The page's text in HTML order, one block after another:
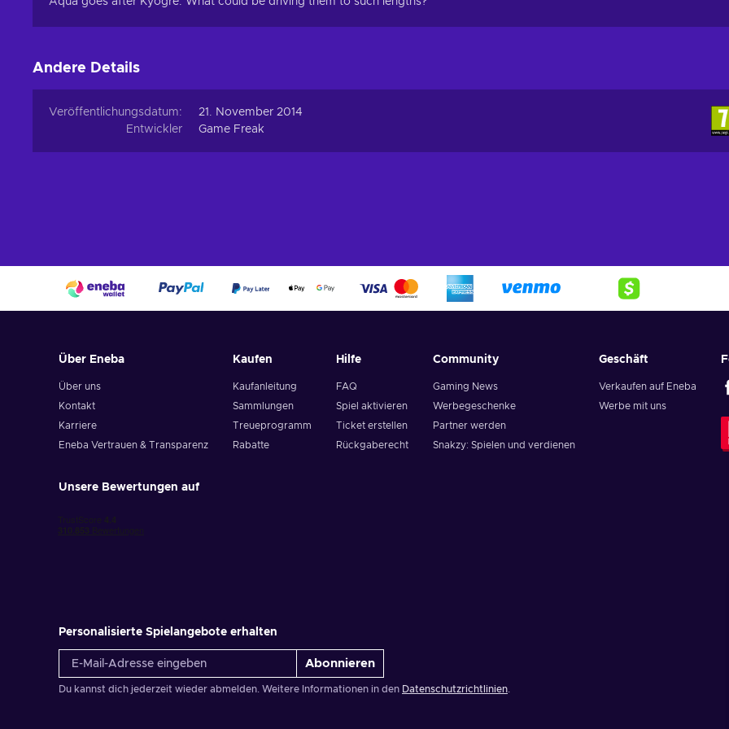
Andere Details
Veröffentlichungsdatum:
21. November 2014
Entwickler
Game Freak
Über Eneba
Über uns
Kontakt
Karriere
Eneba Vertrauen & Transparenz
Kaufen
Kaufanleitung
Sammlungen
Treueprogramm
Rabatte
Hilfe
FAQ
Spiel aktivieren
Ticket erstellen
Rückgaberecht
Community
Gaming News
Werbegeschenke
Partner werden
Snakzy: Spielen und verdienen
Geschäft
Verkaufen auf Eneba
Werbe mit uns
Unsere Bewertungen auf
Personalisierte Spielangebote erhalten
Abonnieren
Du kannst dich jederzeit wieder abmelden. Weitere Informationen in den Datenschutzrichtlinien